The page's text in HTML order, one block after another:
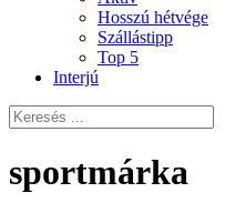
Hosszú hétvége
Szállástipp
Top 5
Interjú
sportmárka